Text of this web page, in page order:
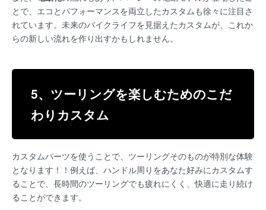
とで、エコとパフォーマンスを両立したカスタムも徐々に注目さ
れています。未来のバイクライフを見据えたカスタムが、これか
らの新しい流れを作り出すかもしれません。
5、ツーリングを楽しむためのこだ
わりカスタム
カスタムパーツを使うことで、ツーリングそのものが特別な体験
となります！！例えば、ハンドル周りをあなた好みにカスタムす
ることで、長時間のツーリングでも疲れにくく、快適に走り続け
ることができます。